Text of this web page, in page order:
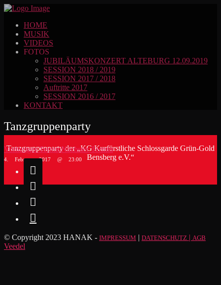
HOME
MUSIK
VIDEOS
FOTOS
JUBILÄUMSKONZERT ALTEBURG 12.09.2019
SESSION 2018 / 2019
SESSION 2017 / 2018
Auftritte 2017
SESSION 2016 / 2017
KONTAKT
Tanzgruppenparty
4. Februar 2017 @ 23:00
Tanzgruppenparty der „KG Kurfürstliche Schlossgarde Grün-Gold
Bensberg e.V.“
Vorheriger TerminNächster Termin




© Copyright 2023 HANAK - IMPRESSUM | DATENSCHUTZ | AGB
Veedel